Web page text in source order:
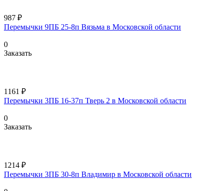
987 ₽
Перемычки 9ПБ 25-8п Вязьма в Московской области
0
Заказать
1161 ₽
Перемычки 3ПБ 16-37п Тверь 2 в Московской области
0
Заказать
1214 ₽
Перемычки 3ПБ 30-8п Владимир в Московской области